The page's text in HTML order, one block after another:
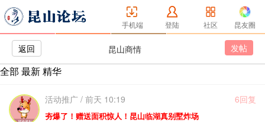
手机端 登陆 社区 昆友圈
返回 昆山商情 发帖
全部 最新精华
活动推广 / 前天 10:19 6回复
夯爆了！赠送面积惊人！昆山临湖真别墅炸场